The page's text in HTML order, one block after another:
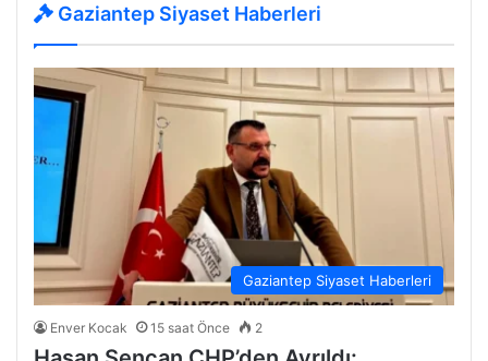
Gaziantep Siyaset Haberleri
Gaziantep Siyaset Haberleri
Enver Kocak 15 saat Önce 2